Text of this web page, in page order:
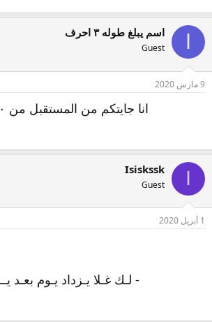
اسم يبلغ طوله ٣ احرف
Guest
9 مارس 2020
انا جايتكم من المستقبل من ٢٠٢٠
I
Isiskssk
Guest
1 أبريل 2020
- لـك غـلا يـزداد يـوم بعـد